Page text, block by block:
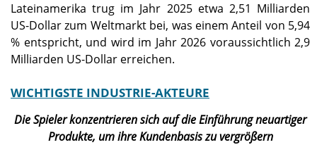
Lateinamerika trug im Jahr 2025 etwa 2,51 Milliarden
US-Dollar zum Weltmarkt bei, was einem Anteil von 5,94
% entspricht, und wird im Jahr 2026 voraussichtlich 2,9
Milliarden US-Dollar erreichen.
WICHTIGSTE INDUSTRIE-AKTEURE
Die Spieler konzentrieren sich auf die Einführung neuartiger
Produkte, um ihre Kundenbasis zu vergrößern